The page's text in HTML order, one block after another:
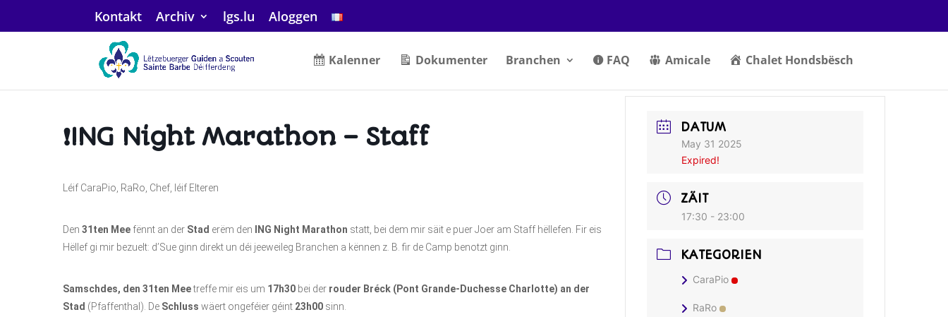
Kontakt Archiv lgs.lu Aloggen
Kalenner Dokumenter Branchen FAQ Amicale Chalet Hondsbësch
❗ING Night Marathon – Staff
Léif CaraPio, RaRo, Chef, léif Elteren
Den 31ten Mee fënnt an der Stad erëm den ING Night Marathon statt, bei dem mir säit e puer Joer am Staff hëllefen. Fir eis
Hëllef gi mir bezuelt: d’Sue ginn direkt un déi jeeweileg Branchen a kënnen z. B. fir de Camp benotzt ginn.
Samschdes, den 31ten Meetreffe mir eis um 17h30 bei der rouder Bréck (Pont Grande-Duchesse Charlotte) an der
Stad (Pfaffenthal). De Schluss wäert ongeféier géint 23h00 sinn.
DATUM
May 31 2025
Expired!
ZÄIT
17:30 - 23:00
KATEGORIEN
CaraPio
RaRo